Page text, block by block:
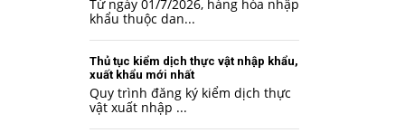
Từ ngày 01/7/2026, hàng hóa nhập
khẩu thuộc dan...
Thủ tục kiểm dịch thực vật nhập khẩu,
xuất khẩu mới nhất
Quy trình đăng ký kiểm dịch thực
vật xuất nhập ...